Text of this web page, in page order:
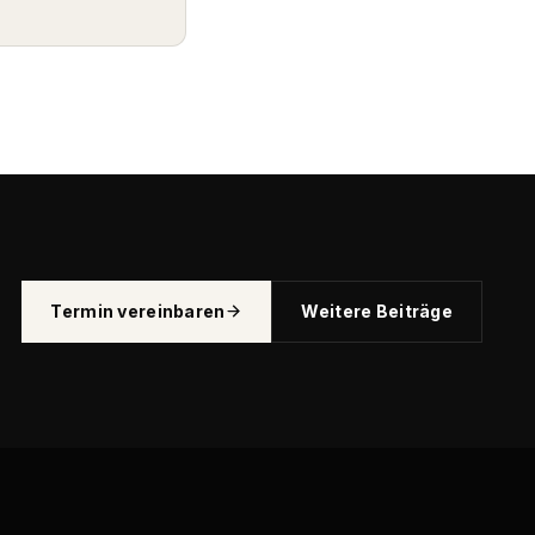
Termin vereinbaren Weitere Beiträge